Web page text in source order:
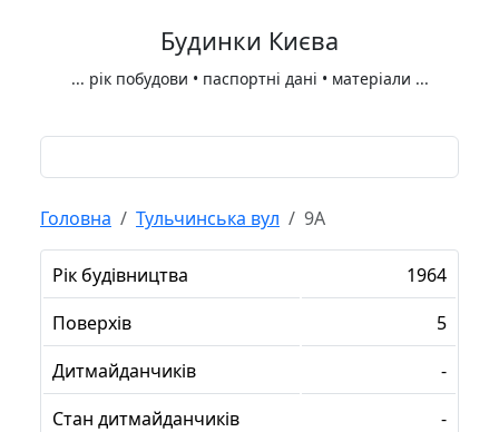
Будинки Києва
... рік побудови • паспортні дані • матеріали ...
Головна Тульчинська вул 9А
Рік будівництва
1964
Поверхів
5
Дитмайданчиків
-
Стан дитмайданчиків
-